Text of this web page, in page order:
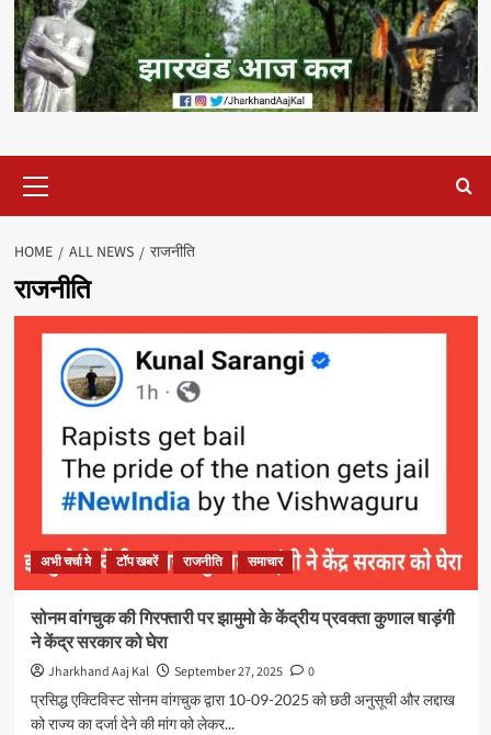
Menu
HOME ALL NEWS राजनीति
राजनीति
अभी चर्चा मे टॉप खबरें राजनीति समाचार
सोनम वांगचुक की गिरफ्तारी पर झामुमो के केंद्रीय प्रवक्ता कुणाल षाड़ंगी
ने केंद्र सरकार को घेरा
Jharkhand Aaj Kal September 27, 2025
0
प्रसिद्ध एक्टिविस्ट सोनम वांगचुक द्वारा 10-09-2025 को छठी अनुसूची और लद्दाख
को राज्य का दर्जा देने की मांग को लेकर...